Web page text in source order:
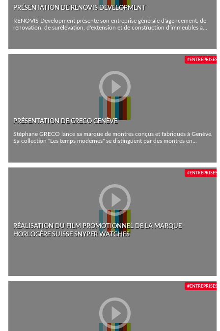
PRÉSENTATION DE RENOVIS DEVELOPMENT
RENOVIS Development présente son entreprise générale d'agencement, de
rénovation, de surélévation, d'extension et de construction d'immeubles à...
PRÉSENTATION DE GRECO GENÈVE
Stéphane GRECO lance sa marque de montres conçus et fabriqués à Genève.
Sa collection "Les temps modernes" se distinguent par des montres en...
#ENTREPRISES
RÉALISATION DU FILM PROMOTIONNEL DE LA MARQUE
HORLOGÈRE SUISSE SNYPER WATCHES
#ENTREPRISES
#ENTREPRISES